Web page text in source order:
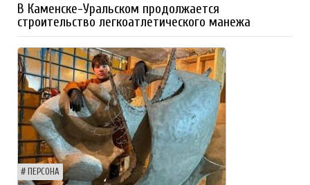
В Каменске-Уральском продолжается
строительство легкоатлетического манежа
ПЕРСОНА